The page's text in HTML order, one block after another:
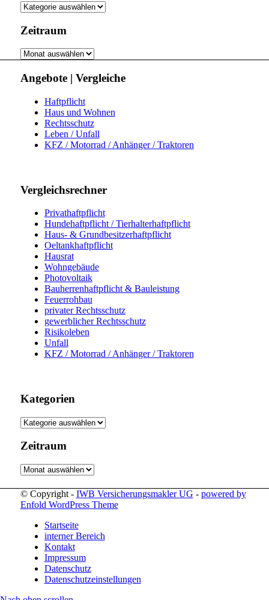
Kategorie
Zeitraum
Zeitraum
Angebote | Vergleiche
Haftpflicht
Haus und Wohnen
Rechtsschutz
Leben / Unfall
KFZ / Motorrad / Anhänger / Traktoren
Vergleichsrechner
Privathaftpflicht
Hundehaftpflicht / Tierhalterhaftpflicht
Haus- & Grundbesitzerhaftpflicht
Oeltankhaftpflicht
Hausrat
Wohngebäude
Photovoltaik
Bauherrenhaftpflicht & Bauleistung
Feuerrohbau
privater Rechtsschutz
gewerblicher Rechtsschutz
Risikoleben
Unfall
KFZ / Motorrad / Anhänger / Traktoren
Kategorien
Kategorien
Zeitraum
Zeitraum
© Copyright - IWB Versicherungsmakler UG - powered by
Enfold WordPress Theme
Startseite
interner Bereich
Kontakt
Impressum
Datenschutz
Datenschutzeinstellungen